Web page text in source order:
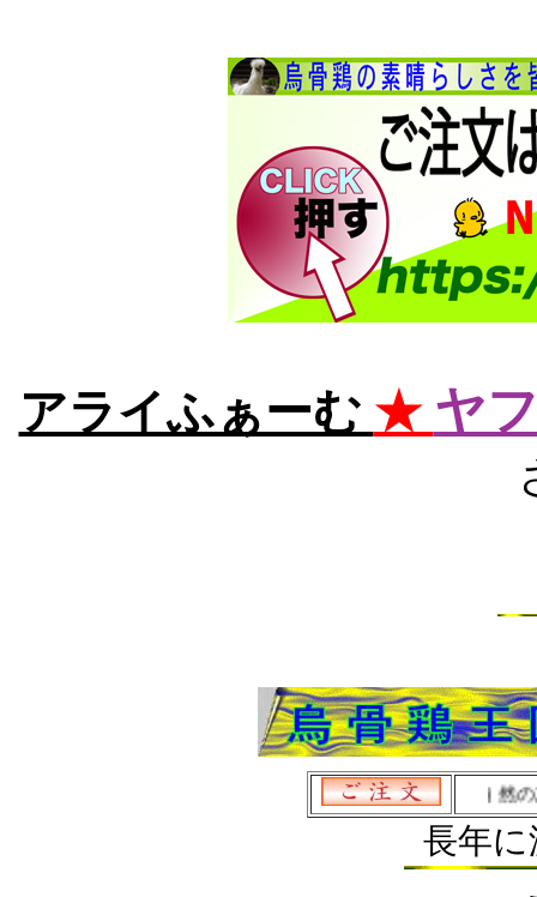
アライふぁーむ ★ ヤ
を考える方へ自 然の恵み を お届け
長年